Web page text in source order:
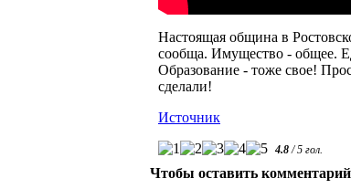
Настоящая община в
сообща. Имущество - общее.
Образование - тоже свое!
сделали!
Источник
4.8/5 гол.
Чтобы оставить комментарий